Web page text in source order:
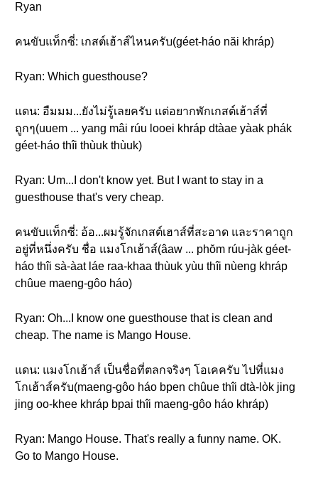
Ryan
คนขับแท็กซี่: เกสต์เฮ้าส์ไหนครับ(géet-háo năi khráp)
Ryan: Which guesthouse?
แดน: อืมมม...ยังไม่รู้เลยครับ แต่อยากพักเกสต์เฮ้าส์ที่
ถูกๆ(uuem ... yang mâi rúu looei khráp dtàae yàak phák
géet-háo thîi thùuk thùuk)
Ryan: Um...I don't know yet. But I want to stay in a
guesthouse that's very cheap.
คนขับแท็กซี่: อ้อ...ผมรู้จักเกสต์เฮาส์ที่สะอาด และราคาถูก
อยู่ที่หนึ่งครับ ชื่อ แมงโกเฮ้าส์(âaw ... phŏm rúu-jàk géet-
háo thîi sà-àat láe raa-khaa thùuk yùu thîi nùeng khráp
chûue maeng-gôo háo)
Ryan: Oh...I know one guesthouse that is clean and
cheap. The name is Mango House.
แดน: แมงโกเฮ้าส์ เป็นชื่อที่ตลกจริงๆ โอเคครับ ไปที่แมง
โกเฮ้าส์ครับ(maeng-gôo háo bpen chûue thîi dtà-lòk jing
jing oo-khee khráp bpai thîi maeng-gôo háo khráp)
Ryan: Mango House. That's really a funny name. OK.
Go to Mango House.